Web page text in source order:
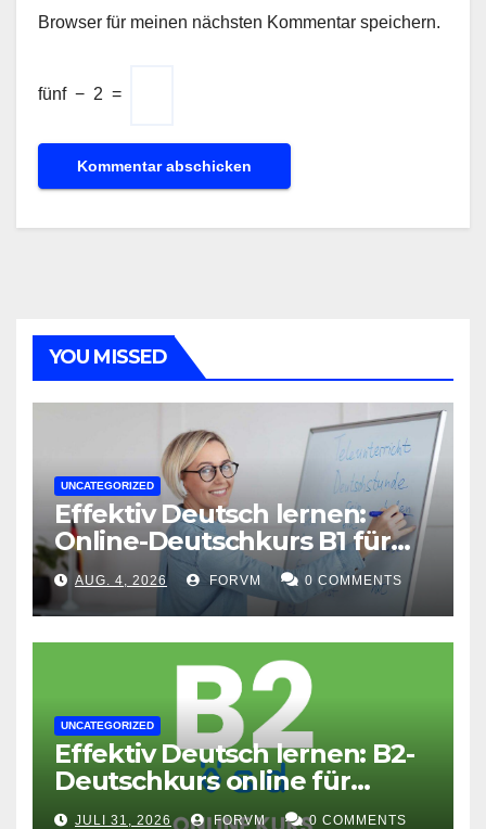
Browser für meinen nächsten Kommentar speichern.
fünf − 2 =
YOU MISSED
UNCATEGORIZED
Effektiv Deutsch lernen:
Online-Deutschkurs B1 für
flexible Lernerfolge
AUG. 4, 2026 FORVM 0 COMMENTS
UNCATEGORIZED
Effektiv Deutsch lernen: B2-
Deutschkurs online für
Fortgeschrittene
JULI 31, 2026 FORVM 0 COMMENTS